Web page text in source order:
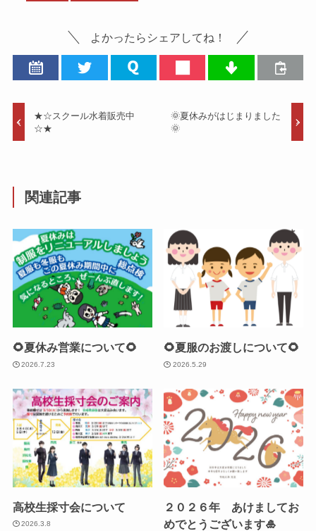
よかったらシェアしてね！
★☆スクール水着販売中
☆★
🌞夏休みがはじまりました
🌞
関連記事
🌻夏休み営業について🌻
2026.7.23
🌻夏服のお渡しについて🌻
2026.5.29
高校生採寸会について
2026.3.8
２０２６年 あけましてお
めでとうございます🎍